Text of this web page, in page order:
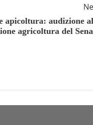
apicoltura: audizione
agricoltura del